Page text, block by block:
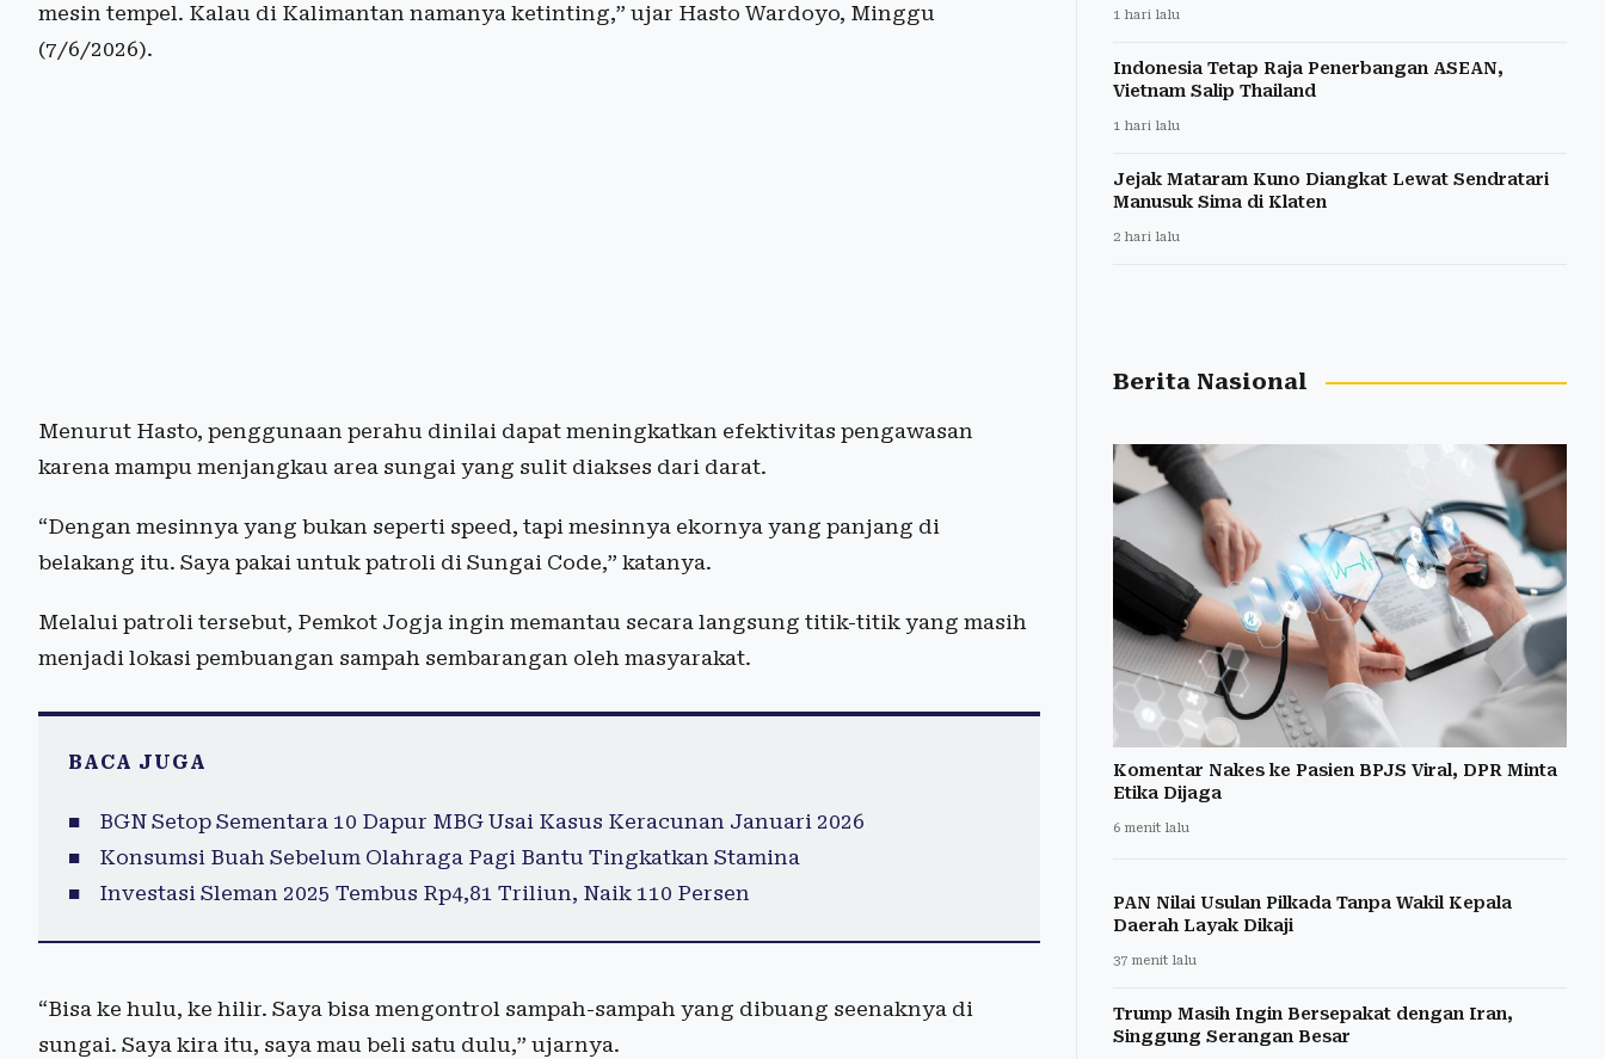
mesin tempel. Kalau di Kalimantan namanya ketinting,” ujar Hasto Wardoyo, Minggu
(7/6/2026).
Menurut Hasto, penggunaan perahu dinilai dapat meningkatkan efektivitas pengawasan
karena mampu menjangkau area sungai yang sulit diakses dari darat.
“Dengan mesinnya yang bukan seperti speed, tapi mesinnya ekornya yang panjang di
belakang itu. Saya pakai untuk patroli di Sungai Code,” katanya.
Melalui patroli tersebut, Pemkot Jogja ingin memantau secara langsung titik-titik yang masih
menjadi lokasi pembuangan sampah sembarangan oleh masyarakat.
BACA JUGA
BGN Setop Sementara 10 Dapur MBG Usai Kasus Keracunan Januari 2026
Konsumsi Buah Sebelum Olahraga Pagi Bantu Tingkatkan Stamina
Investasi Sleman 2025 Tembus Rp4,81 Triliun, Naik 110 Persen
“Bisa ke hulu, ke hilir. Saya bisa mengontrol sampah-sampah yang dibuang seenaknya di
sungai. Saya kira itu, saya mau beli satu dulu,” ujarnya.
1 hari lalu
Indonesia Tetap Raja Penerbangan ASEAN,
Vietnam Salip Thailand
1 hari lalu
Jejak Mataram Kuno Diangkat Lewat Sendratari
Manusuk Sima di Klaten
2 hari lalu
Berita Nasional
Komentar Nakes ke Pasien BPJS Viral, DPR Minta
Etika Dijaga
6 menit lalu
PAN Nilai Usulan Pilkada Tanpa Wakil Kepala
Daerah Layak Dikaji
37 menit lalu
Trump Masih Ingin Bersepakat dengan Iran,
Singgung Serangan Besar